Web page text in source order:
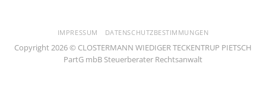
IMPRESSUM DATENSCHUTZBESTIMMUNGEN
Copyright 2026 © CLOSTERMANN WIEDIGER TECKENTRUP PIETSCH
PartG mbB Steuerberater Rechtsanwalt